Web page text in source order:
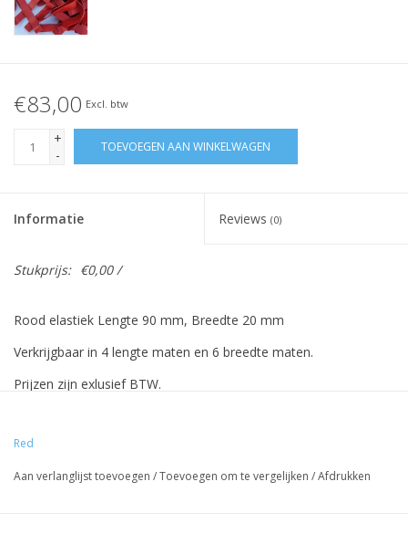
€83,00 Excl. btw
+
-
TOEVOEGEN AAN WINKELWAGEN
Informatie Reviews (0)
Stukprijs: €0,00 /
Rood elastiek Lengte 90 mm, Breedte 20 mm
Verkrijgbaar in 4 lengte maten en 6 breedte maten.
Prijzen zijn exlusief BTW.
Red
Aan verlanglijst toevoegen /Toevoegen om te vergelijken /Afdrukken